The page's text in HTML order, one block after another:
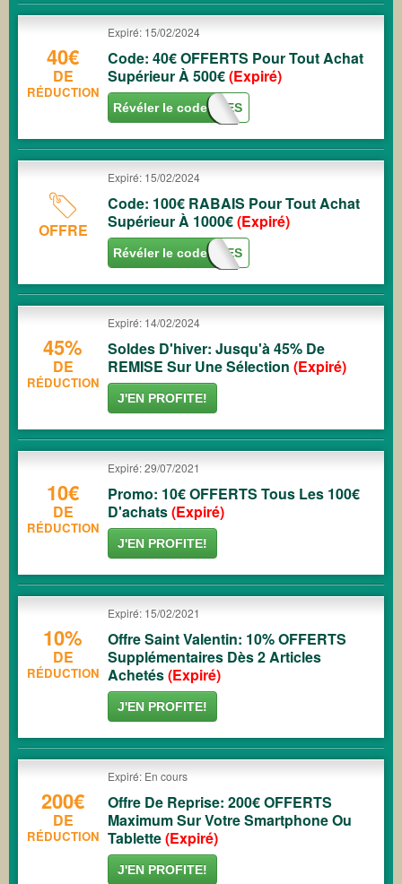
40€
DE
RÉDUCTION
Expiré: 15/02/2024
Code: 40€ OFFERTS Pour Tout Achat
Supérieur À 500€(Expiré)
A40SOLDES
Révéler le code
OFFRE
Expiré: 15/02/2024
Code: 100€ RABAIS Pour Tout Achat
Supérieur À 1000€(Expiré)
A100SOLDES
Révéler le code
45%
DE
RÉDUCTION
Expiré: 14/02/2024
Soldes D'hiver: Jusqu'à 45% De
REMISE Sur Une Sélection (Expiré)
J'EN PROFITE!
10€
DE
RÉDUCTION
Expiré: 29/07/2021
Promo: 10€ OFFERTS Tous Les 100€
D'achats(Expiré)
J'EN PROFITE!
10%
DE
RÉDUCTION
Expiré: 15/02/2021
Offre Saint Valentin: 10% OFFERTS
Supplémentaires Dès 2 Articles
Achetés(Expiré)
J'EN PROFITE!
200€
DE
RÉDUCTION
Expiré: En cours
Offre De Reprise: 200€ OFFERTS
Maximum Sur Votre Smartphone Ou
Tablette(Expiré)
J'EN PROFITE!